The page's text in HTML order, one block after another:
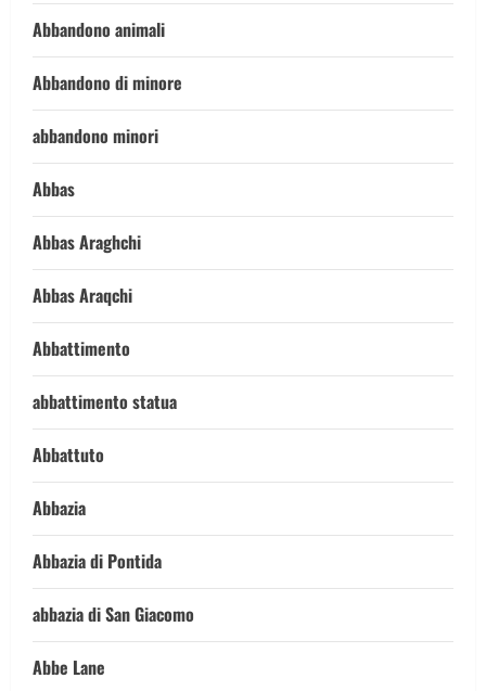
Abbandono animali
Abbandono di minore
abbandono minori
Abbas
Abbas Araghchi
Abbas Araqchi
Abbattimento
abbattimento statua
Abbattuto
Abbazia
Abbazia di Pontida
abbazia di San Giacomo
Abbe Lane